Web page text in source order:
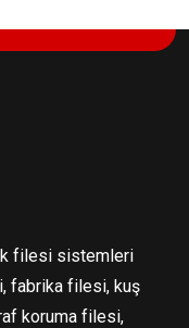
filesi sistemleri
fabrika filesi, kuş
koruma filesi,